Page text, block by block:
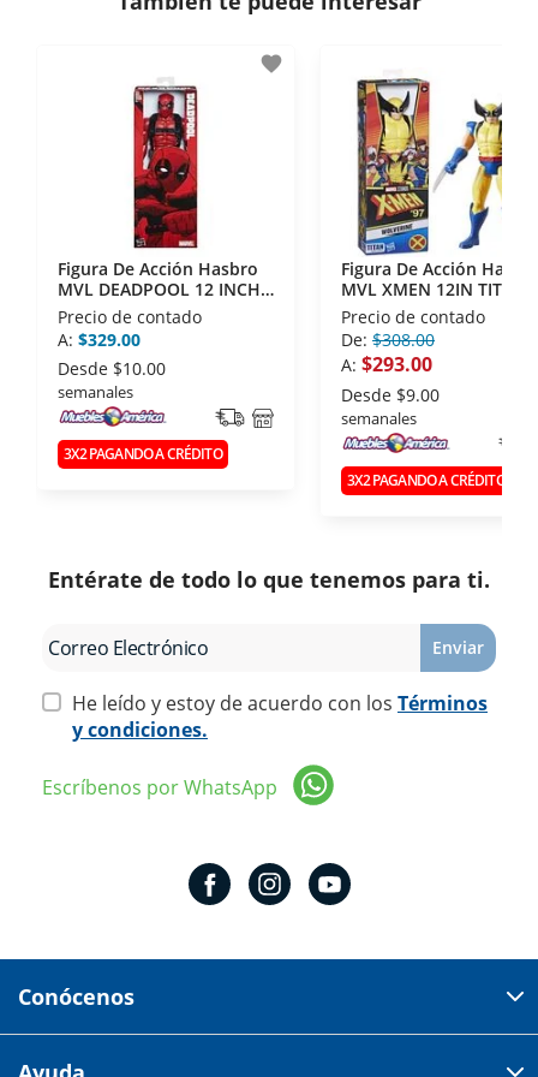
- Certificados de seguridad SSL y Encriptación 3D.
disposiciones legales y Códigos de Ética de la
Asociación Mexicana de Internet (AIMX).
- Nos encontramos en la lista de socios Activos de
la Asociación de Internet.MX.
favorite
Figura De Acción Hasbro
MVL DEADPOOL 12 INCH
FIGURE
Precio de contado
A: $329.00
Desde $10.00
semanales
3X2 PAGANDO A CRÉDITO
Figura De Acción
MVL XMEN 12IN TITAN
HERO
Precio de contado
De: $308.00
A: $293.00
Desde $9.00
semanales
3X2 PAGANDO A CRÉDITO
Entérate de todo lo que tenemos para ti.
Enviar
He leído y estoy de acuerdo con los Términos
y condiciones.
Escríbenos por WhatsApp
Conócenos